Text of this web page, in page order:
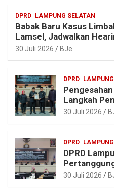
m
k
s
t
DPRD LAMPUNG SELATAN
Babak Baru Kasus
Lamsel, Jadwalkan
30 Juli 2026 BJe
DPRD LAMPUNG
Langkah
dan
30 Juli 2026
DPRD LAMPUNG
DPRD
Beri
30 Juli 2026